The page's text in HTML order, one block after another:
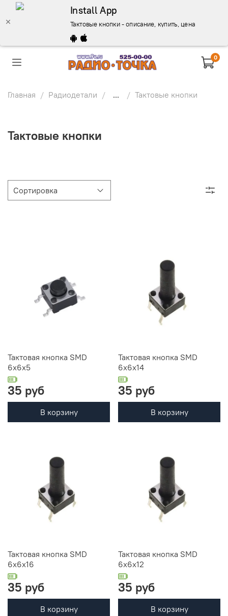
Install App
Тактовые кнопки - описание, купить, цена
0
Главная Радиодетали ... Тактовые кнопки
Тактовые кнопки
Тактовая кнопка SMD
6x6x5
35 руб
В корзину
Тактовая кнопка SMD
6x6x14
35 руб
В корзину
Тактовая кнопка SMD
6x6x16
35 руб
В корзину
Тактовая кнопка SMD
6x6x12
35 руб
В корзину